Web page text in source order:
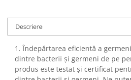
Ingrijire Locuinta
Purificatoare de aer
Fashion
Bijuterii
Ceasuri barbatesti
Descriere
1. Îndepărtarea eficientă a
dintre bacterii și germeni de pe
produs este testat și certificat